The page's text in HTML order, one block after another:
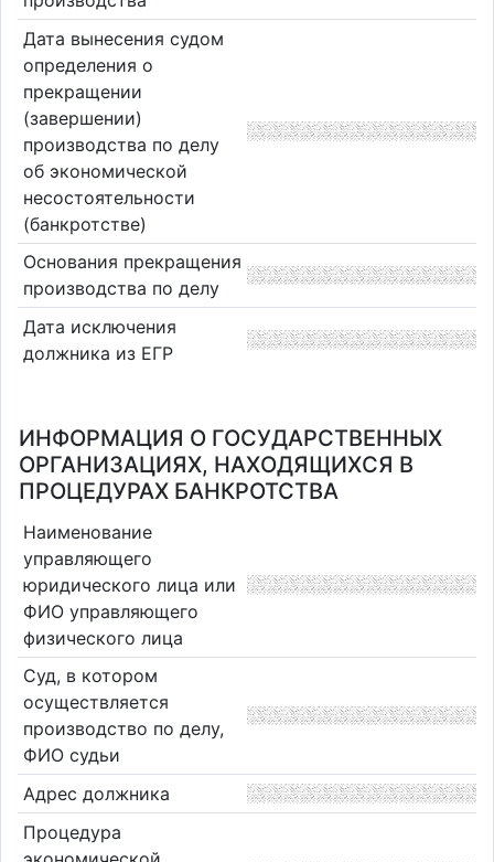
Дата вынесения судом
определения о
прекращении
(завершении)
производства по делу
об экономической
несостоятельности
(банкротстве)
Основания прекращения
производства по делу
Дата исключения
должника из ЕГР
ИНФОРМАЦИЯ О ГОСУДАРСТВЕННЫХ
ОРГАНИЗАЦИЯХ, НАХОДЯЩИХСЯ В
ПРОЦЕДУРАХ БАНКРОТСТВА
Наименование
управляющего
юридического лица или
ФИО управляющего
физического лица
Суд, в котором
осуществляется
производство по делу,
ФИО судьи
Адрес должника
Процедура